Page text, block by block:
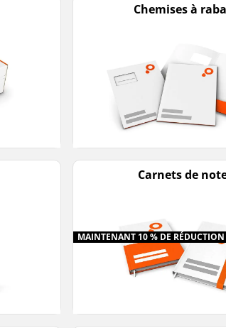
Chemises à
Carnets de
MAINTENANT 10 % DE RÉDUCTION